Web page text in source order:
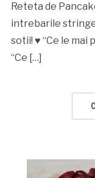
Reteta de
intrebarile
sotii! ♥ “Ce le mai
“Ce […]